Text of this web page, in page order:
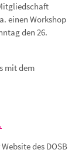
einen Workshop
den 26.
mit dem
des DOSB